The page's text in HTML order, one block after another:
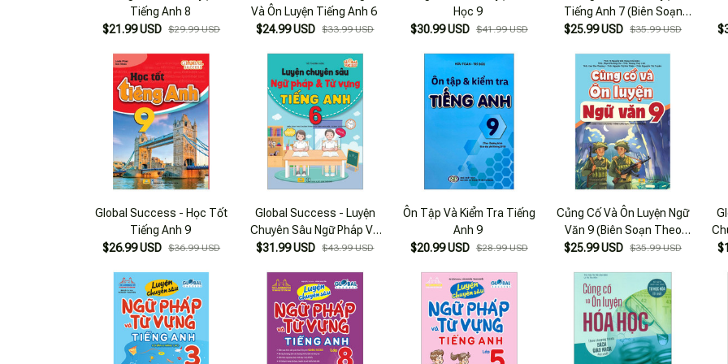
Tiếng Anh 8
$21.99 USD $29.99 USD
Và Ôn Luyện Tiếng Anh 6
$24.99 USD
$33.99 USD
Học 9
$30.99 USD $41.99 USD
Tiếng Anh 7 (Biên Soạn
Theo Chương Trình Giao
$25.99 USD $35.99 USD
Global Success - Học Tốt
Tiếng Anh 9
$26.99 USD $36.99 USD
Global Success - Luyện
Chuyên Sâu Ngữ Pháp Và
Từ Vựng Tiếng Anh 6
$31.99 USD $43.99 USD
Ôn Tập Và Kiểm Tra Tiếng
Anh 9
$20.99 USD $28.99 USD
Củng Cố Và Ôn Luyện Ngữ
Văn 9 (Biên Soạn Theo
Chương Trình Giáo Dục Phổ
$25.99 USD $35.99 USD